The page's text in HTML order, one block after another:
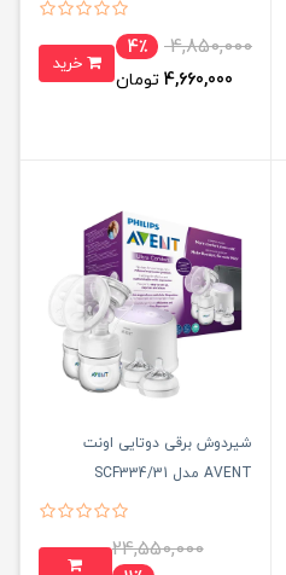
4,850,000
4٪
4,660,000 تومان
شیردوش برقی دوتایی اونت
AVENT مدل SCF334/31
24,550,000